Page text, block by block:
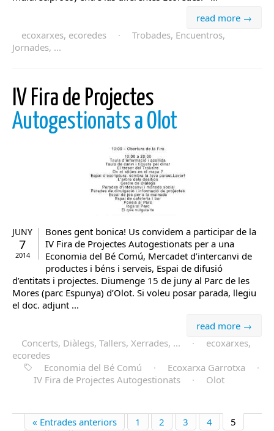
read more →
ecoxarxes, ecoredes
·
Trobades, Encuentros,
Jornades, ...
IV Fira de Projectes
Autogestionats a Olot
JUNY
7
2014
Bones gent bonica! Us convidem a participar de la
IV Fira de Projectes Autogestionats per a una
Economia del Bé Comú, Mercadet d’intercanvi de
productes i béns i serveis, Espai de difusió
d’entitats i projectes. Diumenge 15 de juny al Parc de les
Mores (parc Espunya) d’Olot. Si voleu posar parada, llegiu
el doc. adjunt ...
read more →
Concerts, Diàlegs, Tallers, Xerrades, ...
·
ecoxarxes,
ecoredes
Economia del Bé Comú
· Ecoxarxa Garrotxa
·
IV Fira de Projectes Autogestionats
· Olot
« Entrades anteriors 1 2 3 4
5